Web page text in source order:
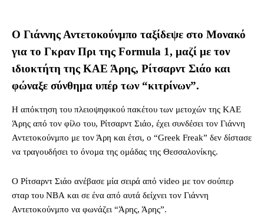
Ο Γιάννης Αντετοκούνμπο ταξίδεψε στο Μονακό
για το Γκραν Πρι της Formula 1, μαζί με τον
ιδιοκτήτη της ΚΑΕ Άρης, Ρίτσαρντ Σιάο και
φώναξε σύνθημα υπέρ των “κιτρίνων”.
Η απόκτηση του πλειοψηφικού πακέτου των μετοχών της ΚΑΕ
Άρης από τον φίλο του, Ρίτσαρντ Σιάο, έχει συνδέσει τον Γιάννη
Αντετοκούνμπο με τον Άρη και έτσι, ο “Greek Freak” δεν δίστασε
να τραγουδήσει το όνομα της ομάδας της Θεσσαλονίκης.
Ο Ρίτσαρντ Σιάο ανέβασε μία σειρά από video με τον σούπερ
σταρ του NBA και σε ένα από αυτά δείχνει τον Γιάννη
Αντετοκούνμπο να φωνάζει “Άρης, Άρης”.